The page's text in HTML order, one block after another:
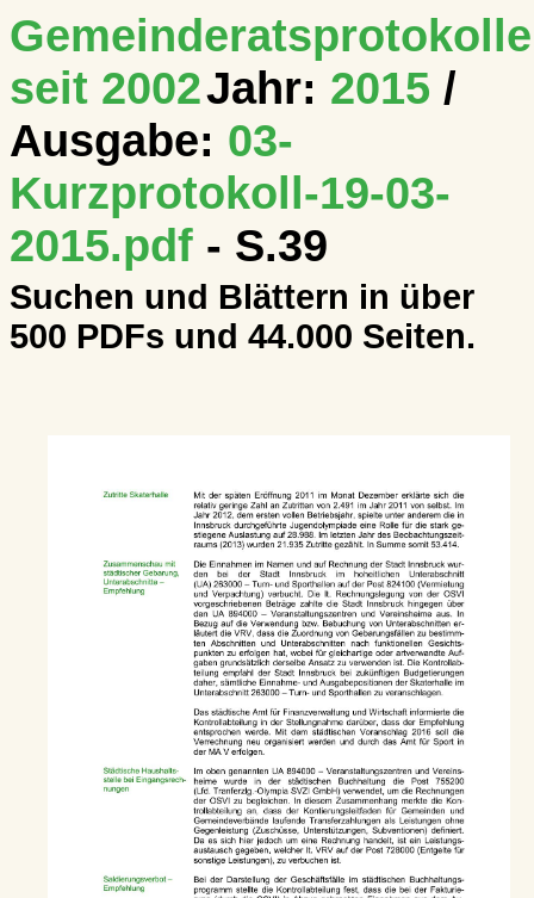
Gemeinderatsprotokolle
seit 2002Jahr: 2015 /
Ausgabe: 03-
Kurzprotokoll-19-03-
2015.pdf - S.39
Suchen und Blättern in über
500 PDFs und 44.000 Seiten.